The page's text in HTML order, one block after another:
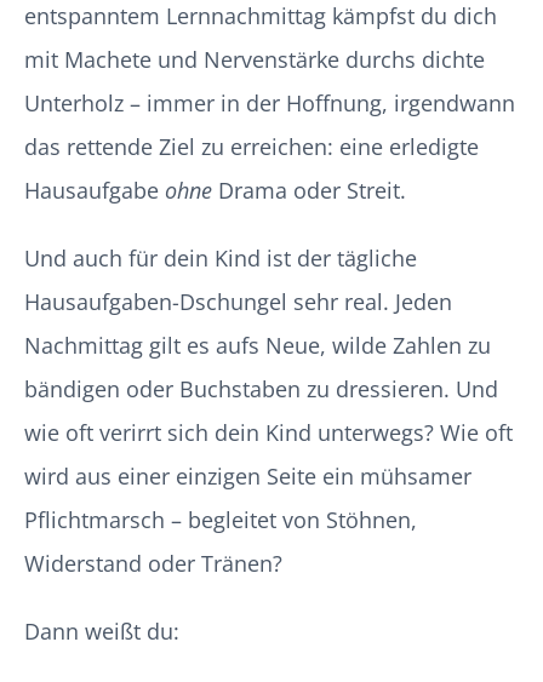
entspanntem Lernnachmittag kämpfst du dich
mit Machete und Nervenstärke durchs dichte
Unterholz – immer in der Hoffnung, irgendwann
das rettende Ziel zu erreichen: eine erledigte
Hausaufgabe ohne Drama oder Streit.
Und auch für dein Kind ist der tägliche
Hausaufgaben-Dschungel sehr real. Jeden
Nachmittag gilt es aufs Neue, wilde Zahlen zu
bändigen oder Buchstaben zu dressieren. Und
wie oft verirrt sich dein Kind unterwegs? Wie oft
wird aus einer einzigen Seite ein mühsamer
Pflichtmarsch – begleitet von Stöhnen,
Widerstand oder Tränen?
Dann weißt du: